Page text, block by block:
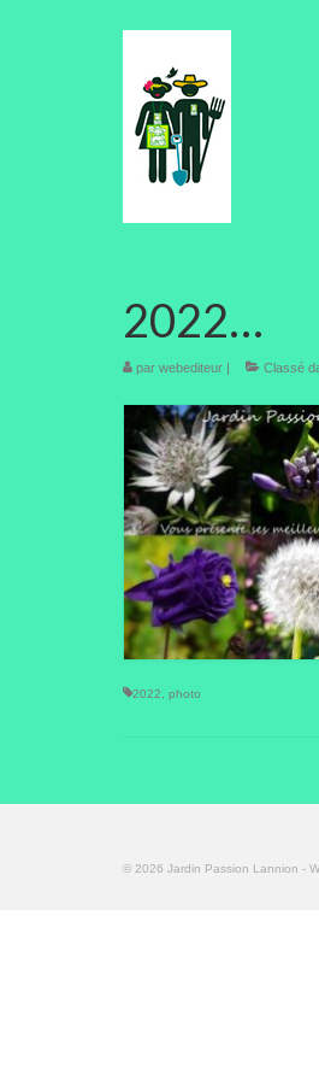
2022…
par webediteur | Classé
2022 photo
© 2026 Jardin Passion Lannion -